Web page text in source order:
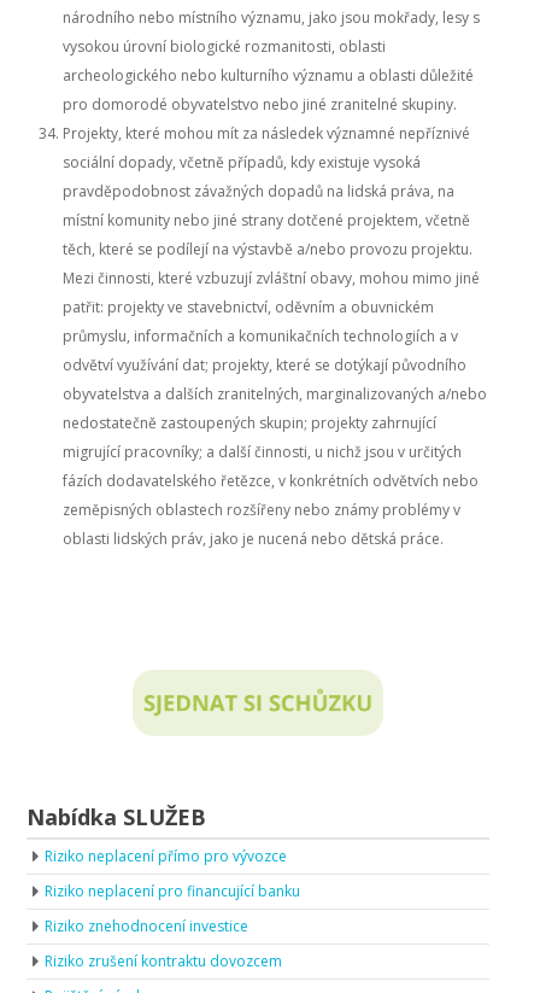
národního nebo místního významu, jako jsou mokřady, lesy s
vysokou úrovní biologické rozmanitosti, oblasti
archeologického nebo kulturního významu a oblasti důležité
pro domorodé obyvatelstvo nebo jiné zranitelné skupiny.
Projekty, které mohou mít za následek významné nepříznivé
sociální dopady, včetně případů, kdy existuje vysoká
pravděpodobnost závažných dopadů na lidská práva, na
místní komunity nebo jiné strany dotčené projektem, včetně
těch, které se podílejí na výstavbě a/nebo provozu projektu.
Mezi činnosti, které vzbuzují zvláštní obavy, mohou mimo jiné
patřit: projekty ve stavebnictví, oděvním a obuvnickém
průmyslu, informačních a komunikačních technologiích a v
odvětví využívání dat; projekty, které se dotýkají původního
obyvatelstva a dalších zranitelných, marginalizovaných a/nebo
nedostatečně zastoupených skupin; projekty zahrnující
migrující pracovníky; a další činnosti, u nichž jsou v určitých
fázích dodavatelského řetězce, v konkrétních odvětvích nebo
zeměpisných oblastech rozšířeny nebo známy problémy v
oblasti lidských práv, jako je nucená nebo dětská práce.
Nabídka SLUŽEB
Riziko neplacení přímo pro vývozce
Riziko neplacení pro financující banku
Riziko znehodnocení investice
Riziko zrušení kontraktu dovozcem